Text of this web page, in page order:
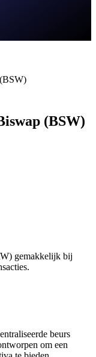
(BSW)
gemakkelijk bij
beurs
om een